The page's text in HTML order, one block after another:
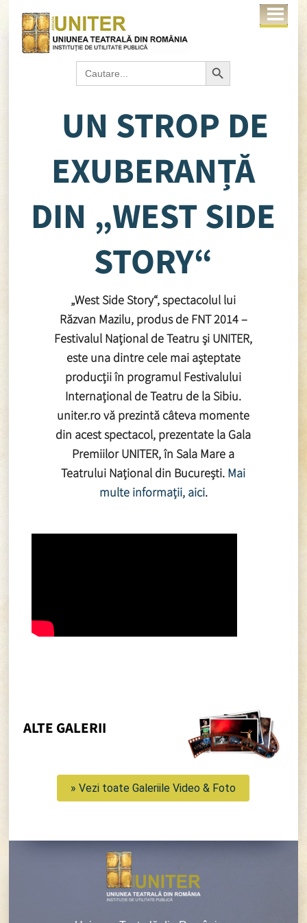
Search
for:
Search Button
UN STROP DE
EXUBERANȚĂ
DIN „WEST SIDE
STORY“
„West Side Story“, spectacolul lui
Răzvan Mazilu, produs de FNT 2014 –
Festivalul Național de Teatru și UNITER,
este una dintre cele mai așteptate
producții în programul Festivalului
Internațional de Teatru de la Sibiu.
uniter.ro vă prezintă câteva momente
din acest spectacol, prezentate la Gala
Premiilor UNITER, în Sala Mare a
Teatrului Național din București. Mai
multe informații, aici.
ALTE GALERII
» Vezi toate Galeriile Video & Foto